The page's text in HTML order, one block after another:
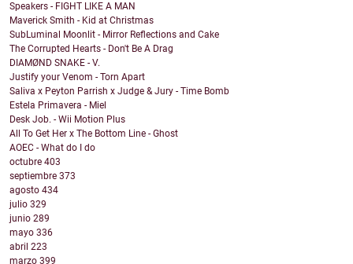
Speakers - FIGHT LIKE A MAN
Maverick Smith - Kid at Christmas
SubLuminal Moonlit - Mirror Reflections and Cake
The Corrupted Hearts - Don't Be A Drag
DIAMØND SNAKE - V.
Justify your Venom - Torn Apart
Saliva x Peyton Parrish x Judge & Jury - Time Bomb
Estela Primavera - Miel
Desk Job. - Wii Motion Plus
All To Get Her x The Bottom Line - Ghost
AOEC - What do I do
octubre 403
septiembre 373
agosto 434
julio 329
junio 289
mayo 336
abril 223
marzo 399